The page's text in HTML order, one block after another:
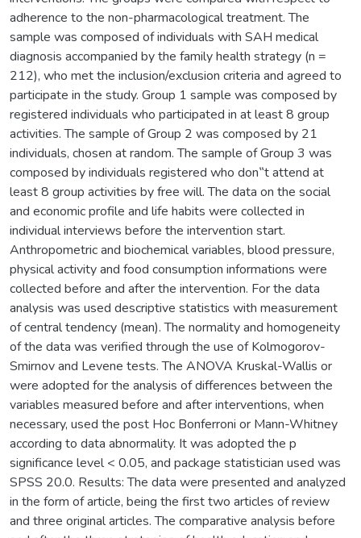
adherence to the non-pharmacological treatment. The
sample was composed of individuals with SAH medical
diagnosis accompanied by the family health strategy (n =
212), who met the inclusion/exclusion criteria and agreed to
participate in the study. Group 1 sample was composed by
registered individuals who participated in at least 8 group
activities. The sample of Group 2 was composed by 21
individuals, chosen at random. The sample of Group 3 was
composed by individuals registered who don‟t attend at
least 8 group activities by free will. The data on the social
and economic profile and life habits were collected in
individual interviews before the intervention start.
Anthropometric and biochemical variables, blood pressure,
physical activity and food consumption informations were
collected before and after the intervention. For the data
analysis was used descriptive statistics with measurement
of central tendency (mean). The normality and homogeneity
of the data was verified through the use of Kolmogorov-
Smirnov and Levene tests. The ANOVA Kruskal-Wallis or
were adopted for the analysis of differences between the
variables measured before and after interventions, when
necessary, used the post Hoc Bonferroni or Mann-Whitney
according to data abnormality. It was adopted the p
significance level < 0.05, and package statistician used was
SPSS 20.0. Results: The data were presented and analyzed
in the form of article, being the first two articles of review
and three original articles. The comparative analysis before